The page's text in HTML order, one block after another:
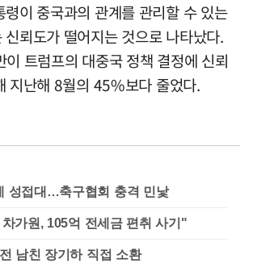
령이 중국과의 관계를 관리할 수 있는
신뢰도가 떨어지는 것으로 나타났다.
트럼프의 대중국 정책 결정에 신뢰
지난해 8월의 45%보다 줄었다.
성접대…축구협회 충격 민낯
가원, 105억 전세금 편취 사기"
남친 장기하 직접 소환